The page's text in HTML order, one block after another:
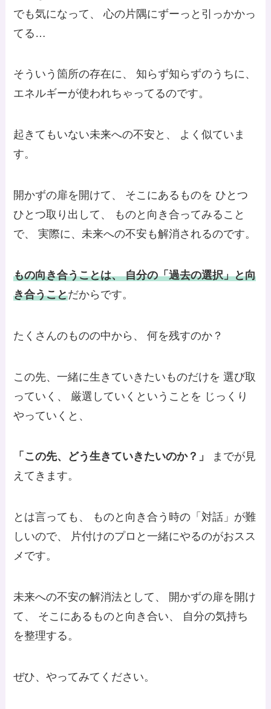
でも気になって、 心の片隅にずーっと引っかかっ
てる…
そういう箇所の存在に、 知らず知らずのうちに、
エネルギーが使われちゃってるのです。
起きてもいない未来への不安と、 よく似ていま
す。
開かずの扉を開けて、 そこにあるものを ひとつ
ひとつ取り出して、 ものと向き合ってみること
で、 実際に、未来への不安も解消されるのです。
もの向き合うことは、 自分の「過去の選択」と向
き合うことだからです。
たくさんのものの中から、 何を残すのか？
この先、一緒に生きていきたいものだけを 選び取
っていく、 厳選していくということを じっくり
やっていくと、
「この先、どう生きていきたいのか？」
までが見
えてきます。
とは言っても、 ものと向き合う時の「対話」が難
しいので、 片付けのプロと一緒にやるのがおスス
メです。
未来への不安の解消法として、 開かずの扉を開け
て、 そこにあるものと向き合い、 自分の気持ち
を整理する。
ぜひ、やってみてください。